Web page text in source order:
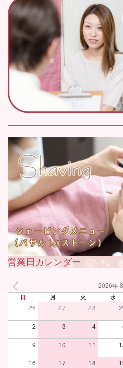
営業日カレンダー
2026年
日 月 火 水
26 27 28
2 3 4
9 10 11
16 17 18